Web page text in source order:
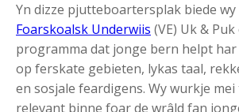
Yn dizze pjutteboartersplak biede
Foarskoalsk Underwiis (VE) Uk &
programma dat jonge bern helpt
op ferskate gebieten, lykas taal,
en sosjale feardigens. Wy wurkje mei
relevant binne foar de wrâld fan